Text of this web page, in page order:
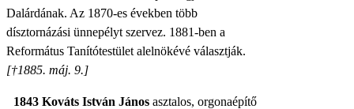
Dalárdának. Az 1870-es években több
dísztornázási ünnepélyt szervez. 1881-ben a
Református Tanítótestület alelnökévé választják.
[†1885. máj. 9.]
1843 Kováts István János asztalos, orgonaépítő